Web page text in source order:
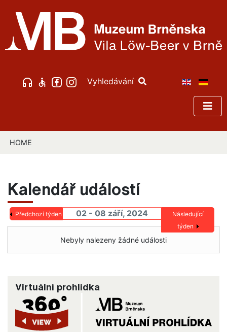
Vyhledávání
HOME
Kalendář událostí
Předchozí týden 02 - 08 září, 2024
Následující
týden
Nebyly nalezeny žádné události
Virtuální prohlídka